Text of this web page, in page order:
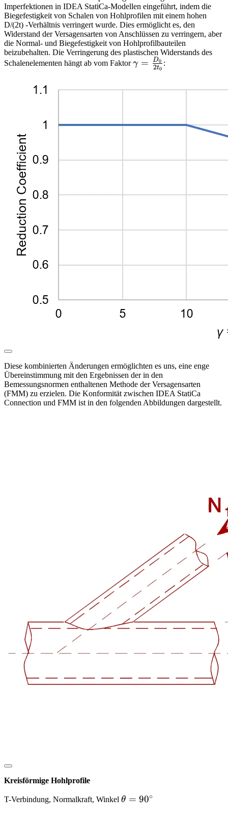
Imperfektionen in IDEA StatiCa-Modellen eingeführt, indem die
Biegefestigkeit von Schalen von Hohlprofilen mit einem hohen
D/(2t) -Verhältnis verringert wurde. Dies ermöglicht es, den
Widerstand der Versagensarten von Anschlüssen zu verringern, aber
die Normal- und Biegefestigkeit von Hohlprofilbauteilen
beizubehalten. Die Verringerung des plastischen Widerstands des
Schalenelementen hängt ab vom Faktor\gamma =
\frac{D_0}
γ = 2t0
D0 :
Diese kombinierten Änderungen ermöglichten es uns, eine enge
Übereinstimmung mit den Ergebnissen der in den
Bemessungsnormen enthaltenen Methode der Versagensarten
(FMM) zu erzielen. Die Konformität zwischen IDEA StatiCa
Connection und FMM ist in den folgenden Abbildungen dargestellt.
Kreisförmige Hohlprofile
T-Verbindung, Normalkraft, Winkel \theta
θ = 90∘